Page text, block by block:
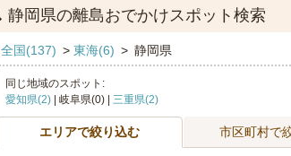
静岡県の離島おでかけスポット検索
全国(137) > 東海(6) > 静岡県
同じ地域のスポット:
愛知県(2)| 岐阜県(0) | 三重県(2)
エリアで絞り込む 市区町村で